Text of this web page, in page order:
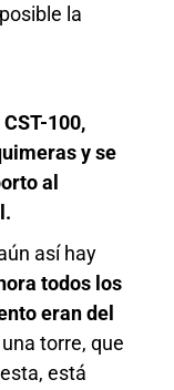
la
100,
y se
al
así hay
todos los
eran del
torre, que
está